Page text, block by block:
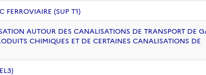
FERROVIAIRE (SUP T1)
AUTOUR DES CANALISATIONS DE TRANSPORT DE
CHIMIQUES ET DE CERTAINES CANALISATIONS DE